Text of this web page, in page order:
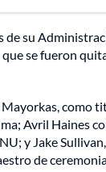
su
se fueron
como
Avril Haines
y Jake
de